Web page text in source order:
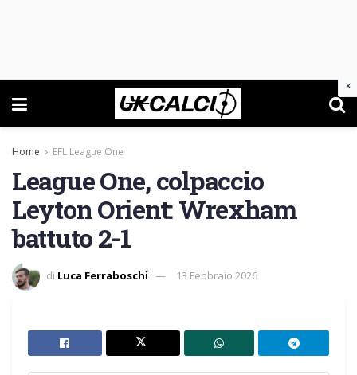
Home EFL League One
League One, colpaccio
Leyton Orient: Wrexham
battuto 2-1
di Luca Ferraboschi 13 Febbraio 2026
×